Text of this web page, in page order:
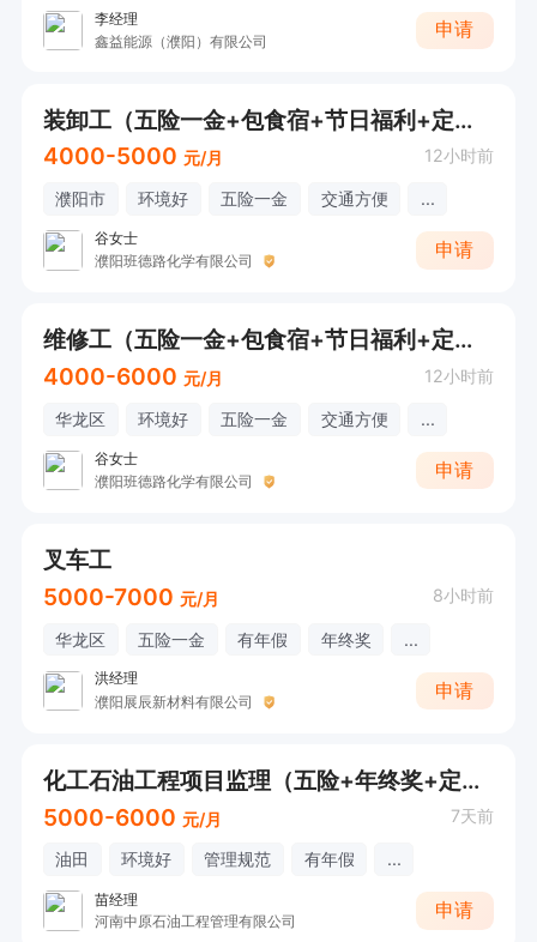
李经理
鑫益能源（濮阳）有限公司
申请
装卸工（五险一金+包食宿+节日福利+定期体检）
4000-5000 元/月 12小时前
濮阳市 环境好 五险一金 交通方便 ...
谷女士
濮阳班德路化学有限公司
申请
维修工（五险一金+包食宿+节日福利+定期体检）
4000-6000 元/月 12小时前
华龙区 环境好 五险一金 交通方便 ...
谷女士
濮阳班德路化学有限公司
申请
叉车工
5000-7000 元/月 8小时前
华龙区 五险一金 有年假 年终奖 ...
洪经理
濮阳展辰新材料有限公司
申请
化工石油工程项目监理（五险+年终奖+定期体验）
5000-6000 元/月 7天前
油田 环境好 管理规范 有年假 ...
苗经理
河南中原石油工程管理有限公司
申请